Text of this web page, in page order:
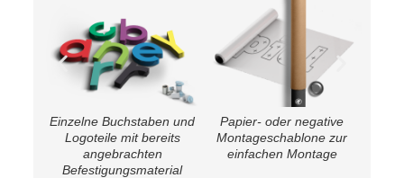
Einzelne Buchstaben und
Logoteile mit bereits
angebrachten
Befestigungsmaterial
Papier- oder negative
Montageschablone zur
einfachen Montage